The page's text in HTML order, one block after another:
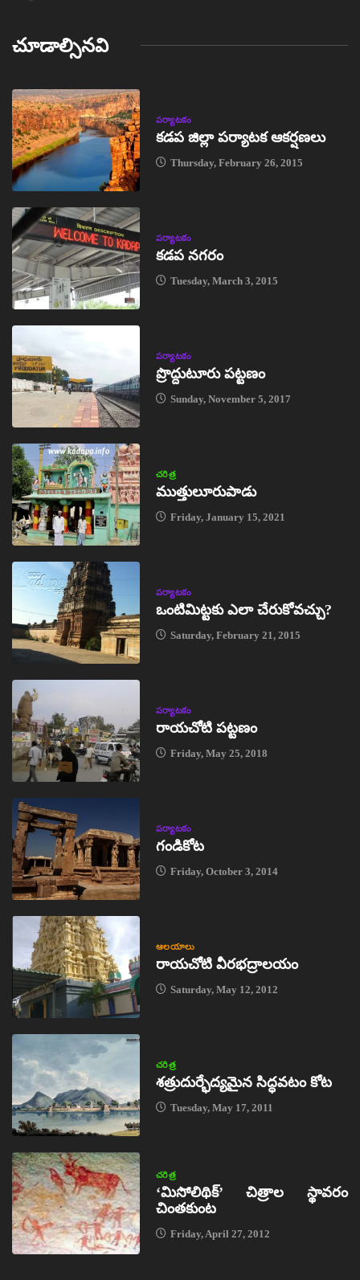
చూడాల్సినవి
పర్యాటకం
కడప జిల్లా పర్యాటక ఆకర్షణలు
Thursday, February 26, 2015
పర్యాటకం
కడప నగరం
Tuesday, March 3, 2015
పర్యాటకం
ప్రొద్దుటూరు పట్టణం
Sunday, November 5, 2017
చరిత్ర
ముత్తులూరుపాడు
Friday, January 15, 2021
పర్యాటకం
ఒంటిమిట్టకు ఎలా చేరుకోవచ్చు?
Saturday, February 21, 2015
పర్యాటకం
రాయచోటి పట్టణం
Friday, May 25, 2018
పర్యాటకం
గండికోట
Friday, October 3, 2014
ఆలయాలు
రాయచోటి వీరభద్రాలయం
Saturday, May 12, 2012
చరిత్ర
శత్రుదుర్భేద్యమైన సిద్ధవటం కోట
Tuesday, May 17, 2011
చరిత్ర
‘మిసోలిథిక్‌’ చిత్రాల స్థావరం
చింతకుంట
Friday, April 27, 2012